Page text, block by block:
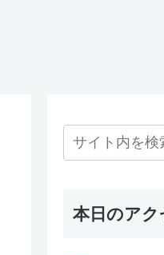
本日のア